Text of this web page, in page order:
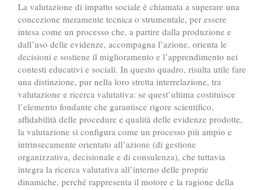
La valutazione di impatto sociale è chiamata a superare una
concezione meramente tecnica o strumentale, per essere
intesa come un processo che, a partire dalla produzione e
dall’uso delle evidenze, accompagna l’azione, orienta le
decisioni e sostiene il miglioramento e l’apprendimento nei
contesti educativi e sociali. In questo quadro, risulta utile fare
una distinzione, pur nella loro stretta interrelazione, tra
valutazione e ricerca valutativa: se quest’ultima costituisce
l’elemento fondante che garantisce rigore scientifico,
affidabilità delle procedure e qualità delle evidenze prodotte,
la valutazione si configura come un processo più ampio e
intrinsecamente orientato all’azione (di gestione
organizzativa, decisionale e di consulenza), che tuttavia
integra la ricerca valutativa all’interno delle proprie
dinamiche, perché rappresenta il motore e la ragione della